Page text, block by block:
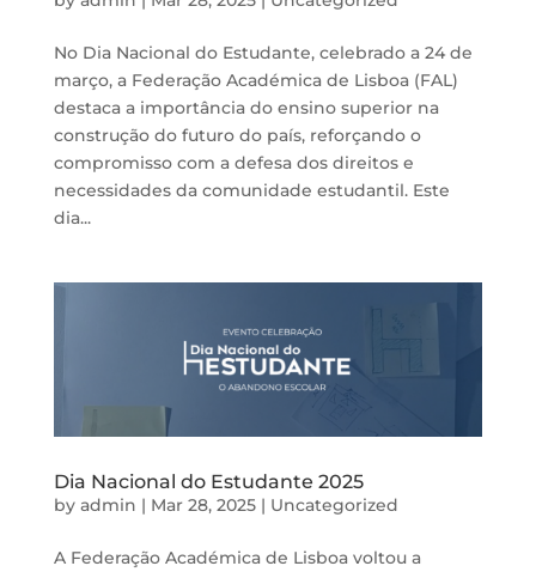
No Dia Nacional do Estudante, celebrado a 24 de
março, a Federação Académica de Lisboa (FAL)
destaca a importância do ensino superior na
construção do futuro do país, reforçando o
compromisso com a defesa dos direitos e
necessidades da comunidade estudantil. Este
dia...
Dia Nacional do Estudante 2025
by admin | Mar 28, 2025| Uncategorized
A Federação Académica de Lisboa voltou a